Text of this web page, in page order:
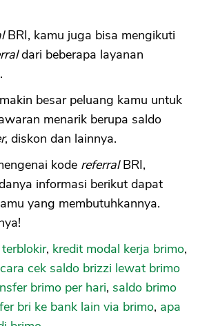
BRI, kamu juga bisa mengikuti
dari beberapa layanan
besar peluang kamu untuk
menarik berupa saldo
, diskon dan lainnya.
kode referralBRI,
informasi berikut dapat
yang membutuhkannya.
, kredit modal kerja brimo,
cara cek saldo brizzi lewat brimo
brimo per hari, saldo brimo
bri ke bank lain via brimo, apa